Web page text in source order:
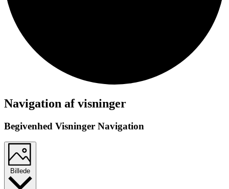
Begivenheder
Navigation af visninger
Begivenhed Visninger Navigation
Billede